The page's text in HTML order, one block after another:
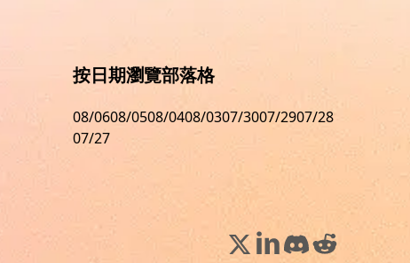
按日期瀏覽部落格
08/0608/0508/0408/0307/3007/2907/28
07/27